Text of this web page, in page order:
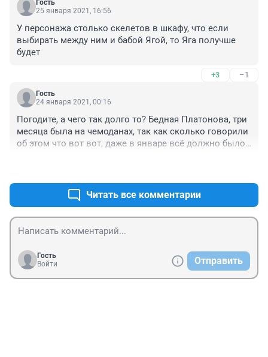
корпоративной этикой, заниматься сбором
копирку липовые отчеты.
Скоро список нижегородских гигантов европейского
масштаба: автозавод, цирк, планетарий, сормовское
учителей. В педвузы давно поступают по
остаточному принципу (ума нет - иди в пед.) или
заведомо те, кто не собирается работать в школе. В
Нижегородской (ранее Горьковской) области,
славившейся в СССР высоким промышленным и
уровня ничего не смог сделать!
Гость
25 января 2021, 16:56
У персонажа столько скелетов в шкафу, что если
выбирать между ним и бабой Ягой, то Яга получше
будет
+3 –1
Гость
24 января 2021, 00:16
Погодите, а чего так долго то? Бедная Платонова, три
месяца была на чемоданах, так как сколько говорили
об этом что вот вот, даже в январе всё должно было
Отличный руководитель был, все решения на отлично,
не понимаю....
Читать все комментарии
Гость
Войти
Отправить